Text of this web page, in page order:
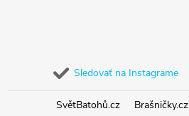
Sledovať na Instagrame
SvětBatohů.cz Brašničky.cz